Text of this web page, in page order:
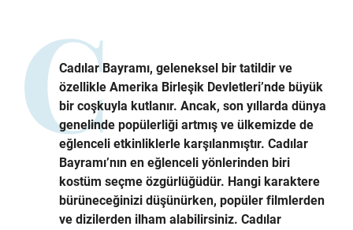
Cadılar Bayramı, geleneksel bir tatildir ve
özellikle Amerika Birleşik Devletleri’nde büyük
bir coşkuyla kutlanır. Ancak, son yıllarda dünya
genelinde popülerliği artmış ve ülkemizde de
eğlenceli etkinliklerle karşılanmıştır. Cadılar
Bayramı’nın en eğlenceli yönlerinden biri
kostüm seçme özgürlüğüdür. Hangi karaktere
bürüneceğinizi düşünürken, popüler filmlerden
ve dizilerden ilham alabilirsiniz. Cadılar